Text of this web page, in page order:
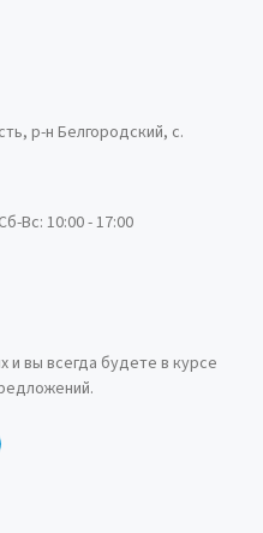
р-н Белгородский, с.
Вс: 10:00 - 17:00
и вы всегда будете в курсе